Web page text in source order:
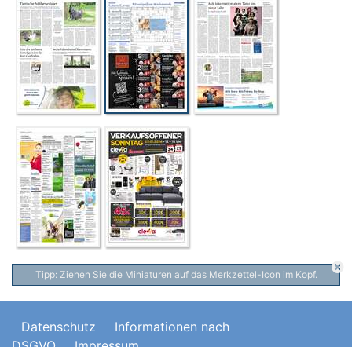
Tipp: Ziehen Sie die Miniaturen auf das Merkzettel-Icon im Kopf.
Datenschutz
Informationen nach